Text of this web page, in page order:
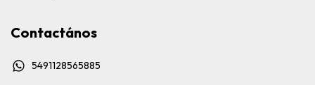
Contactános
5491128565885